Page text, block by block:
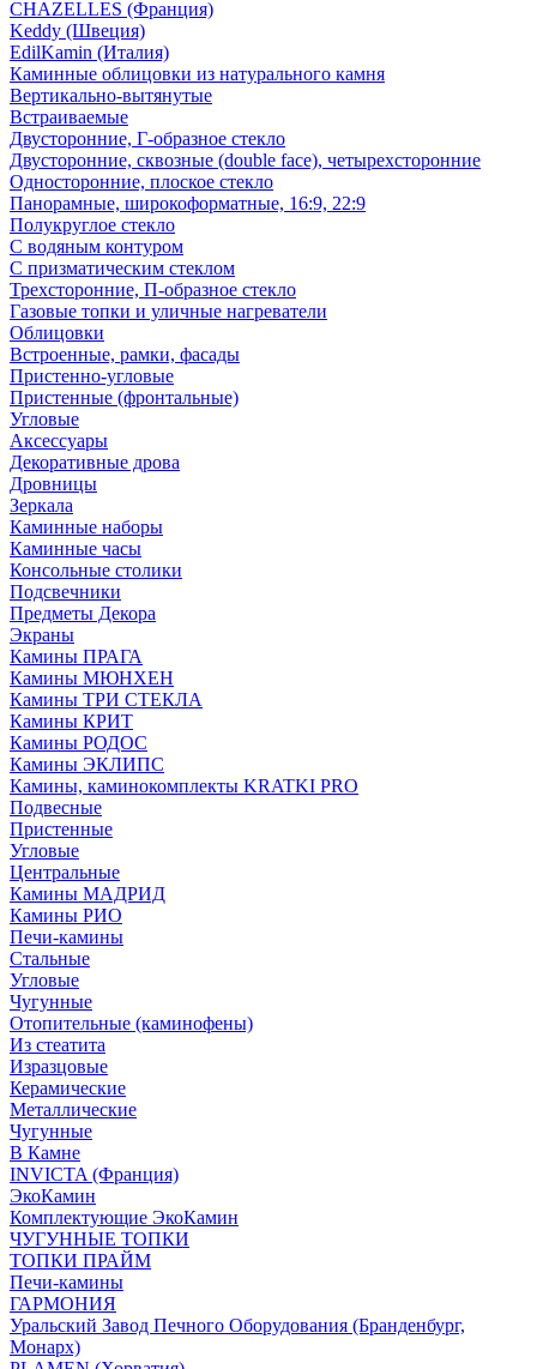
CHAZELLES (Франция)
Keddy (Швеция)
EdilKamin (Италия)
Каминные облицовки из натурального камня
Вертикально-вытянутые
Встраиваемые
Двусторонние, Г-образное стекло
Двусторонние, сквозные (double face), четырехсторонние
Односторонние, плоское стекло
Панорамные, широкоформатные, 16:9, 22:9
Полукруглое стекло
С водяным контуром
С призматическим стеклом
Трехсторонние, П-образное стекло
Газовые топки и уличные нагреватели
Облицовки
Встроенные, рамки, фасады
Пристенно-угловые
Пристенные (фронтальные)
Угловые
Аксессуары
Декоративные дрова
Дровницы
Зеркала
Каминные наборы
Каминные часы
Консольные столики
Подсвечники
Предметы Декора
Экраны
Камины ПРАГА
Камины МЮНХЕН
Камины ТРИ СТЕКЛА
Камины КРИТ
Камины РОДОС
Камины ЭКЛИПС
Камины, каминокомплекты KRATKI PRO
Подвесные
Пристенные
Угловые
Центральные
Камины МАДРИД
Камины РИО
Печи-камины
Стальные
Угловые
Чугунные
Отопительные (каминофены)
Из стеатита
Изразцовые
Керамические
Металлические
Чугунные
В Камне
INVICTA (Франция)
ЭкоКамин
Комплектующие ЭкоКамин
ЧУГУННЫЕ ТОПКИ
ТОПКИ ПРАЙМ
Печи-камины
ГАРМОНИЯ
Уральский Завод Печного Оборудования (Бранденбург,
Монарх)